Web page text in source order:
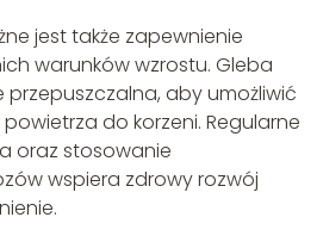
jest także zapewnienie
warunków wzrostu. Gleba
aby umożliwić
do korzeni. Regularne
oraz stosowanie
wspiera zdrowy rozwój